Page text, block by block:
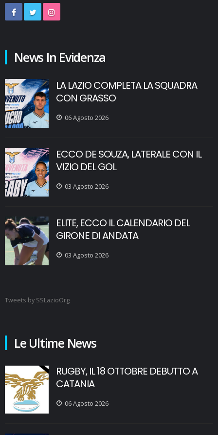
News In Evidenza
LA LAZIO COMPLETA LA SQUADRA
CON GRASSO
06 Agosto 2026
ECCO DE SOUZA, LATERALE CON IL
VIZIO DEL GOL
03 Agosto 2026
ELITE, ECCO IL CALENDARIO DEL
GIRONE DI ANDATA
03 Agosto 2026
Tweets by SSLazioOrg
Le Ultime News
RUGBY, IL 18 OTTOBRE DEBUTTO A
CATANIA
06 Agosto 2026